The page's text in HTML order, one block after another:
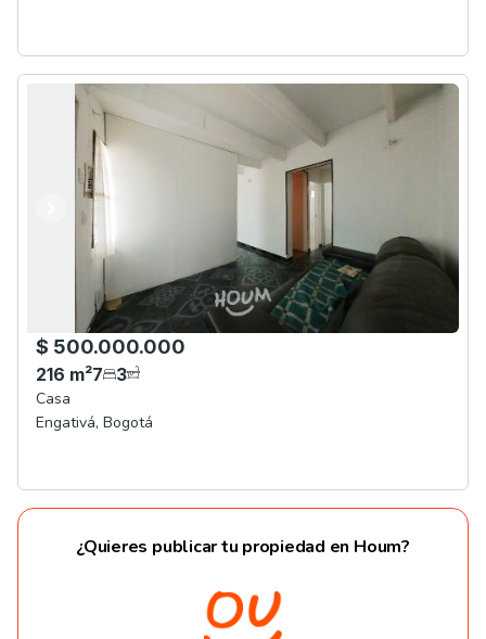
Anterior
Siguiente
$ 500.000.000
216 m²7 3
Casa
Engativá, Bogotá
¿Quieres publicar tu propiedad en Houm?